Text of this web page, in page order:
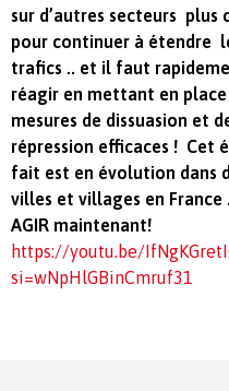
sur d’autres secteurs plus
pour continuer à étendre
trafics .. et il faut
réagir en mettant en place
mesures de dissuasion et
répression efficaces ! Cet
fait est en évolution dans
villes et villages en
AGIR maintenant!
https://youtu.be/
si=wNpHlGBinCmruf31